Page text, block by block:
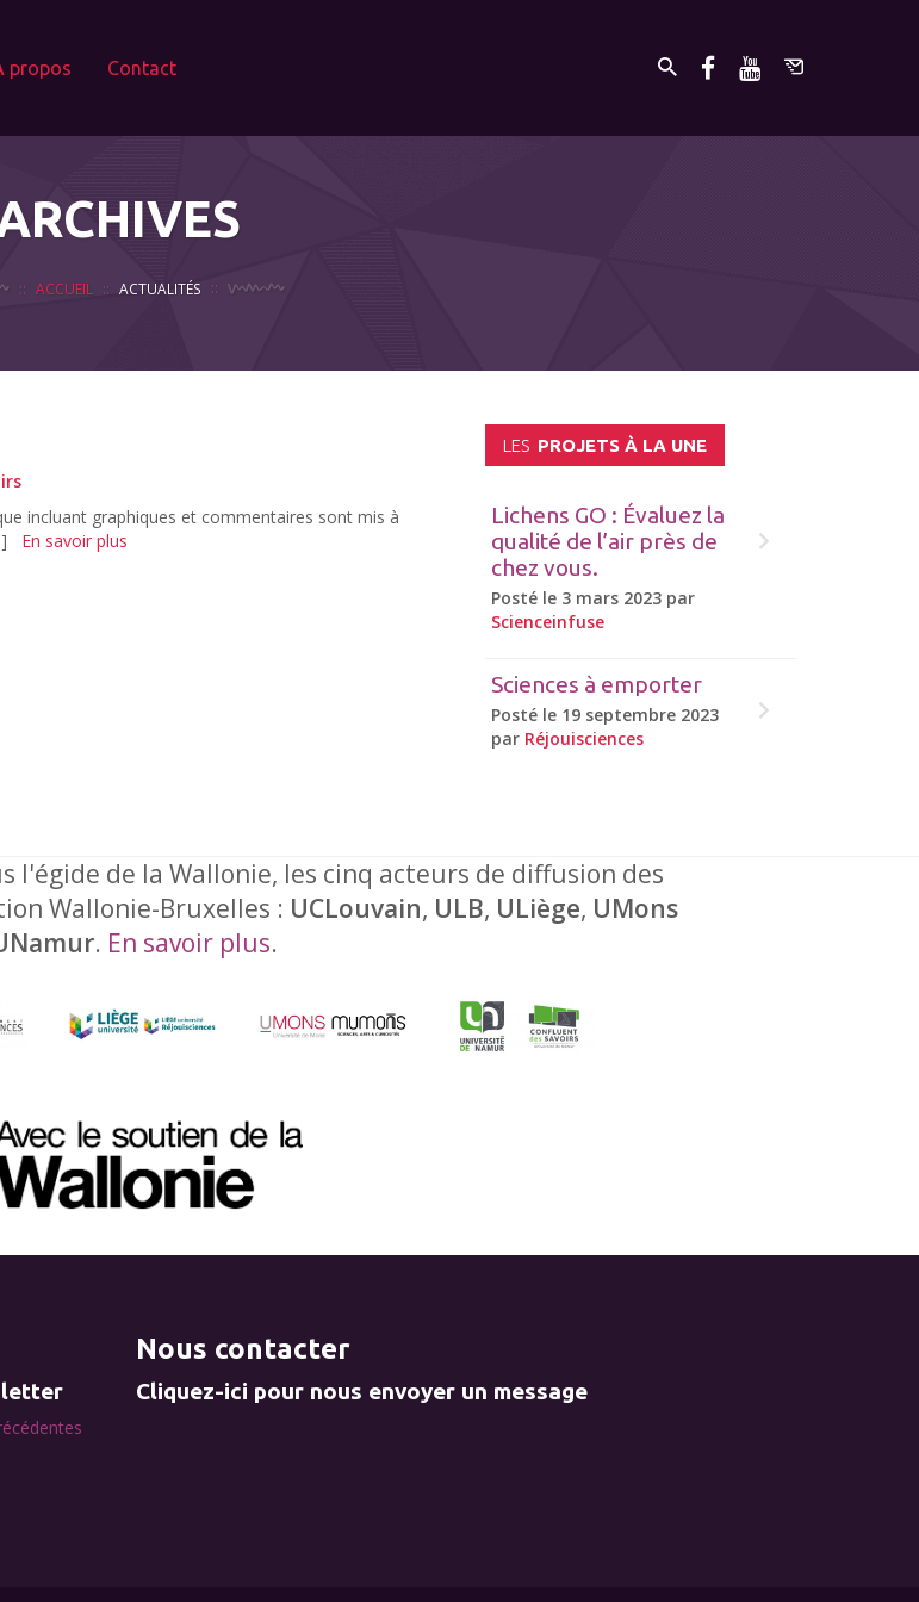
propos Contact
ACCUEIL ACTUALITÉS
incluant graphiques et commentaires sont mis à
En savoir plus
LES PROJETS À LA UNE
Lichens GO : Évaluez la
qualité de l’air près de
chez vous.
Posté le 3 mars 2023 par
Scienceinfuse
Sciences à emporter
Posté le 19 septembre 2023
par Réjouisciences
l'égide de la Wallonie, les cinq acteurs de diffusion des
Wallonie-Bruxelles : UCLouvain, ULB, ULiège, UMons
. En savoir plus.
Nous contacter
Cliquez-ici pour nous envoyer un message